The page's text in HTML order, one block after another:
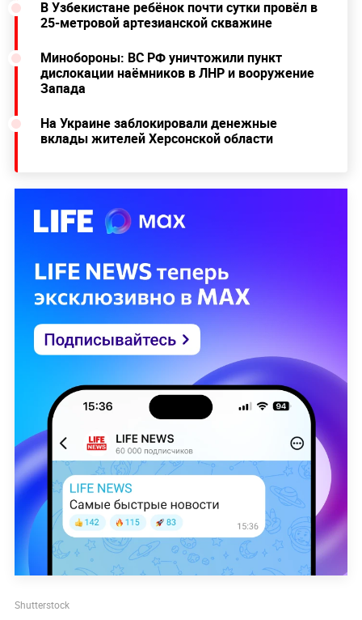
В Узбекистане ребёнок почти сутки провёл в
25-метровой артезианской скважине
Минобороны: ВС РФ уничтожили пункт
дислокации наёмников в ЛНР и вооружение
Запада
На Украине заблокировали денежные
вклады жителей Херсонской области
Shutterstock